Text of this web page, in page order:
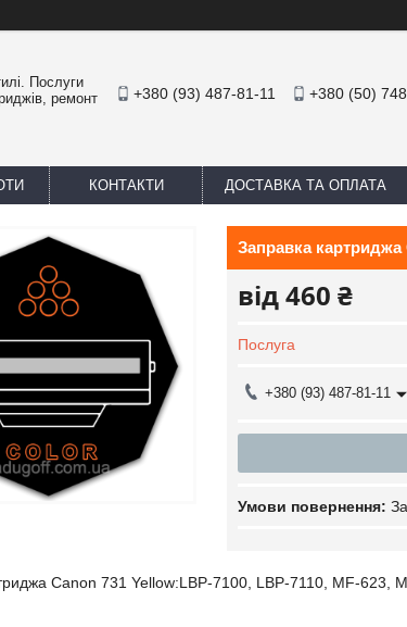
Послуги
ремонт
+380 (93) 487-81-11 +380 (50)
КОНТАКТИ ДОСТАВКА ТА ОПЛАТА
Заправка картриджа
від460 ₴
Послуга
+380 (93) 487-81-11
Canon 731 Yellow:LBP-7100, LBP-7110, MF-623,